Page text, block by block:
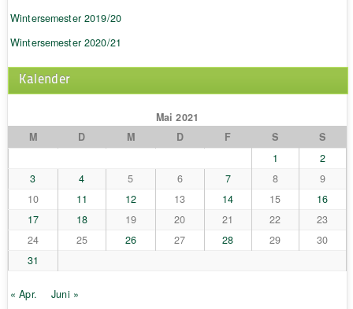
Wintersemester 2019/20
Wintersemester 2020/21
Kalender
Mai 2021
M
D M D F S
S
1
2
3
4 5 6 7 8
9
10
11 12 13 14 15
16
17
18 19 20 21 22
23
24
25 26 27 28 29
30
31
« Apr. Juni »